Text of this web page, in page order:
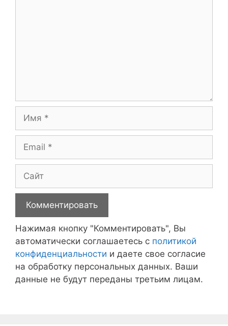
Имя
Email
Сайт
Нажимая кнопку "Комментировать", Вы
автоматически соглашаетесь с политикой
конфиденциальности и даете свое согласие
на обработку персональных данных. Ваши
данные не будут переданы третьим лицам.